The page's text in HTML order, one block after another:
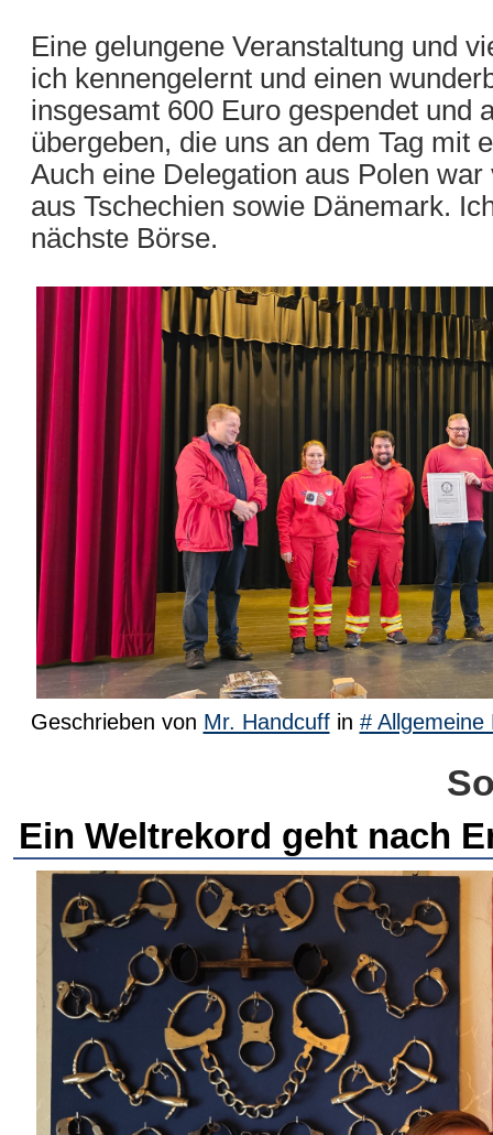
Eine gelungene Veranstaltung und
ich kennengelernt und einen
insgesamt 600 Euro gespendet und
übergeben, die uns an dem Tag mit
Auch eine Delegation aus Polen
aus Tschechien sowie Dänemark.
nächste Börse.
Geschrieben von Mr. Handcuffin # Allgemeine
Ein Weltrekord geht nach